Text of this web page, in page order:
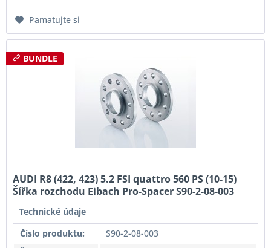
Pamatujte si
BUNDLE
AUDI R8 (422, 423) 5.2 FSI quattro 560 PS (10-15)
Šířka rozchodu Eibach Pro-Spacer S90-2-08-003
Technické údaje
Číslo produktu:
S90-2-08-003